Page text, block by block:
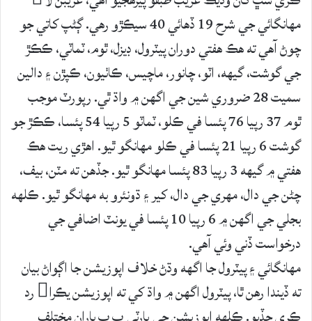
مهانگائي جي شرح 19 ڏهائي 40 سيڪڙو رهي. ڳڻپ کاتي جو
چوڻ آهي ته هڪ هفتي دوران پيٽرول، ڊيزل، ٿوم، ٽماٽي، ڪڪڙ
جي گوشت، گيهه، اٽو، چانور، ماچيس، ڪاٺيون، ڪپڙن ۽ دالين
سميت 28 ضروري شين جي اگهن ۾ واڌ ٿي. رپورٽ موجب
ٿوم 37 رپيا 76 پئسا في ڪلو، ٽماٽو 5 رپيا 54 پئسا، ڪڪڙ جو
گوشت 6 رپيا 21 پئسا في ڪلو مهانگو ٿيو. اهڙي ريت هڪ
هفتي ۾ گيهه 3 رپيا 83 پئسا مهانگو ٿيو. جڏهن ته مٽن، بيف،
چڻن جي دال، مهري جي دال، کير ۽ ڌونئرو به مهانگو ٿيو. ڪلهه
بجلي جي اگهن ۾ 6 رپيا 10 پئسا في يونٽ اضافي جي
درخواست ڏني وئي آهي.
مهانگائي ۽ پيٽرول جا اگهه وڌڻ خلاف اپوزيشن جا اڳواڻ بيان
ته ڏيندا رهن ٿا، پيٽرول اگهن ۾ واڌ کي ته اپوزيشن يڪرا رد